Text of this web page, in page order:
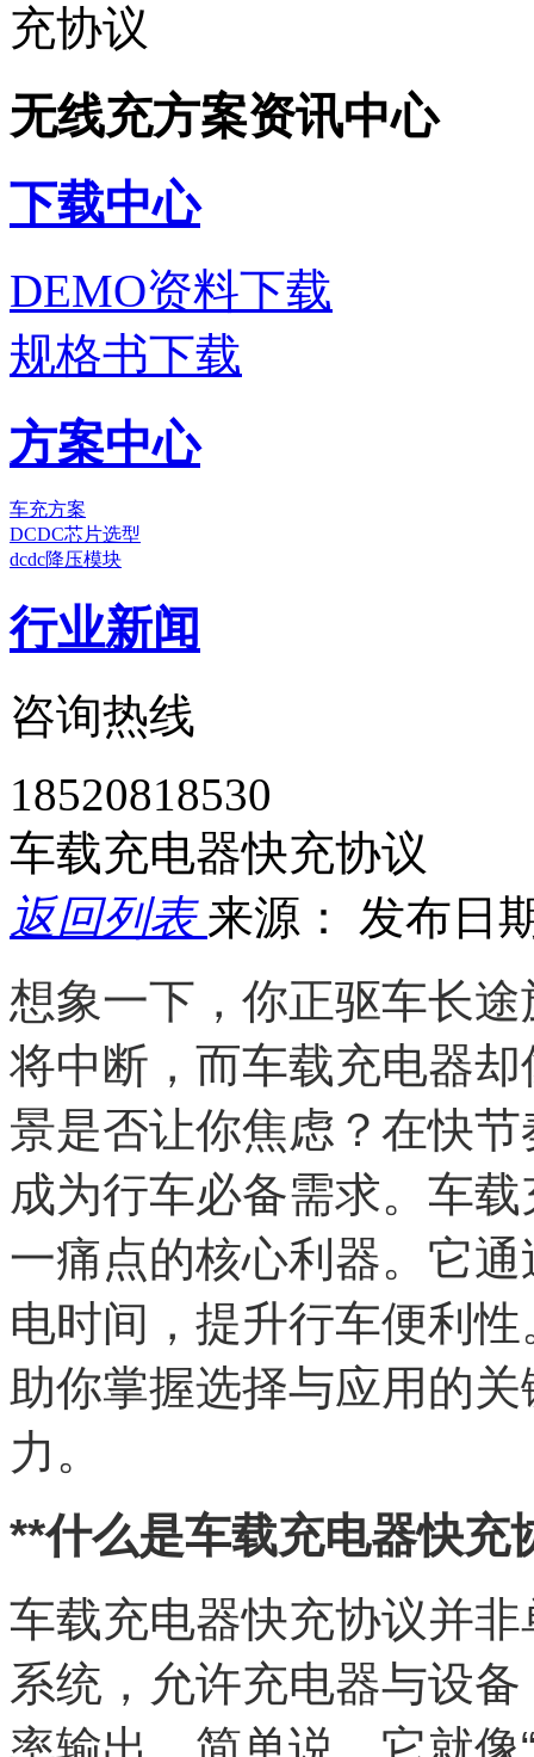
充协议
无线充方案资讯中心
下载中心
DEMO资料下载
规格书下载
方案中心
车充方案
DCDC芯片选型
dcdc降压模块
行业新闻
咨询热线
18520818530
车载充电器快充协议
返回列表来源： 发布日
想象一下，你正驱车长
将中断，而车载充电器
景是否让你焦虑？在快
成为行车必备需求。车
一痛点的核心利器。它
电时间，提升行车便利
助你掌握选择与应用的
力。
**什么是车载充电器快充
车载充电器快充协议并
系统，允许充电器与设